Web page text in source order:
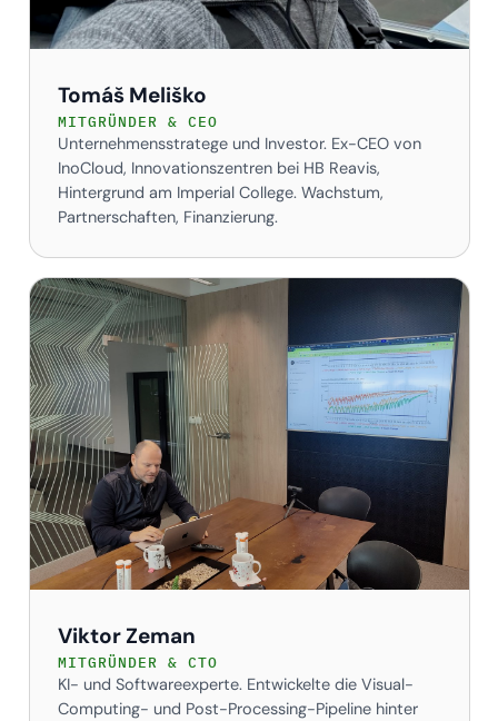
Tomáš Meliško
MITGRÜNDER & CEO
Unternehmensstratege und Investor. Ex-CEO von
InoCloud, Innovationszentren bei HB Reavis,
Hintergrund am Imperial College. Wachstum,
Partnerschaften, Finanzierung.
Viktor Zeman
MITGRÜNDER & CTO
KI- und Softwareexperte. Entwickelte die Visual-
Computing- und Post-Processing-Pipeline hinter